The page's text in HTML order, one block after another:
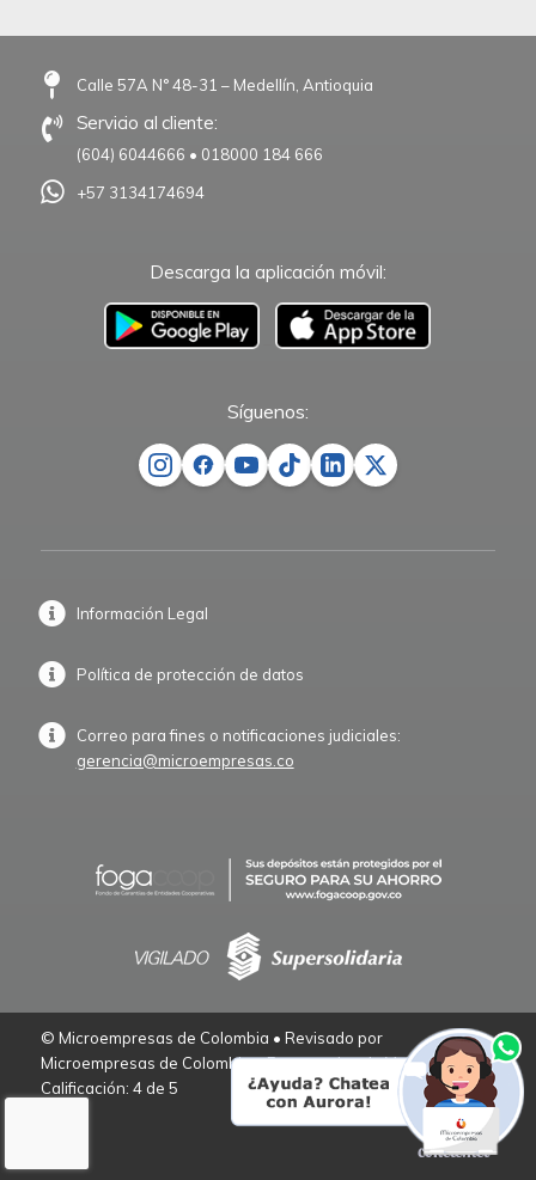
Calle 57A N° 48-31 – Medellín, Antioquia
Servicio al cliente:
(604) 6044666 • 018000 184 666
+57 3134174694
Descarga la aplicación móvil:
–
Síguenos:
Información Legal
Política de protección de datos
Correo para fines o notificaciones judiciales:
gerencia@microempresas.co
© Microempresas de Colombia • Revisado por
Microempresas de Colombia – Empresarios de Verdad.
Calificación: 4 de 5